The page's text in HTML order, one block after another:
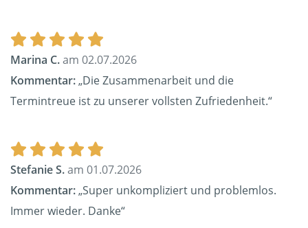
Marina C.am 02.07.2026
Kommentar:„Die Zusammenarbeit und die
Termintreue ist zu unserer vollsten Zufriedenheit.“
Stefanie S.am 01.07.2026
Kommentar:„Super unkompliziert und problemlos.
Immer wieder. Danke“